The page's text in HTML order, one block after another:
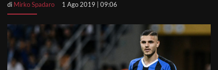
di Mirko Spadaro 1 Ago 2019 | 09:06